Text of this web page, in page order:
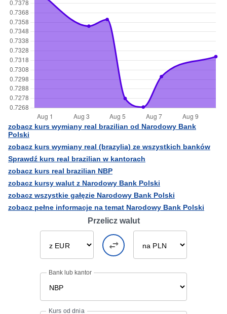
zobacz kurs wymiany real brazilian od Narodowy Bank
Polski
zobacz kurs wymiany real (brazylia) ze wszystkich banków
Sprawdź kurs real brazilian w kantorach
zobacz kurs real brazilian NBP
zobacz kursy walut z Narodowy Bank Polski
zobacz wszystkie gałęzie Narodowy Bank Polski
zobacz pełne informacje na temat Narodowy Bank Polski
Przelicz walut
Bank lub kantor
Kurs od dnia